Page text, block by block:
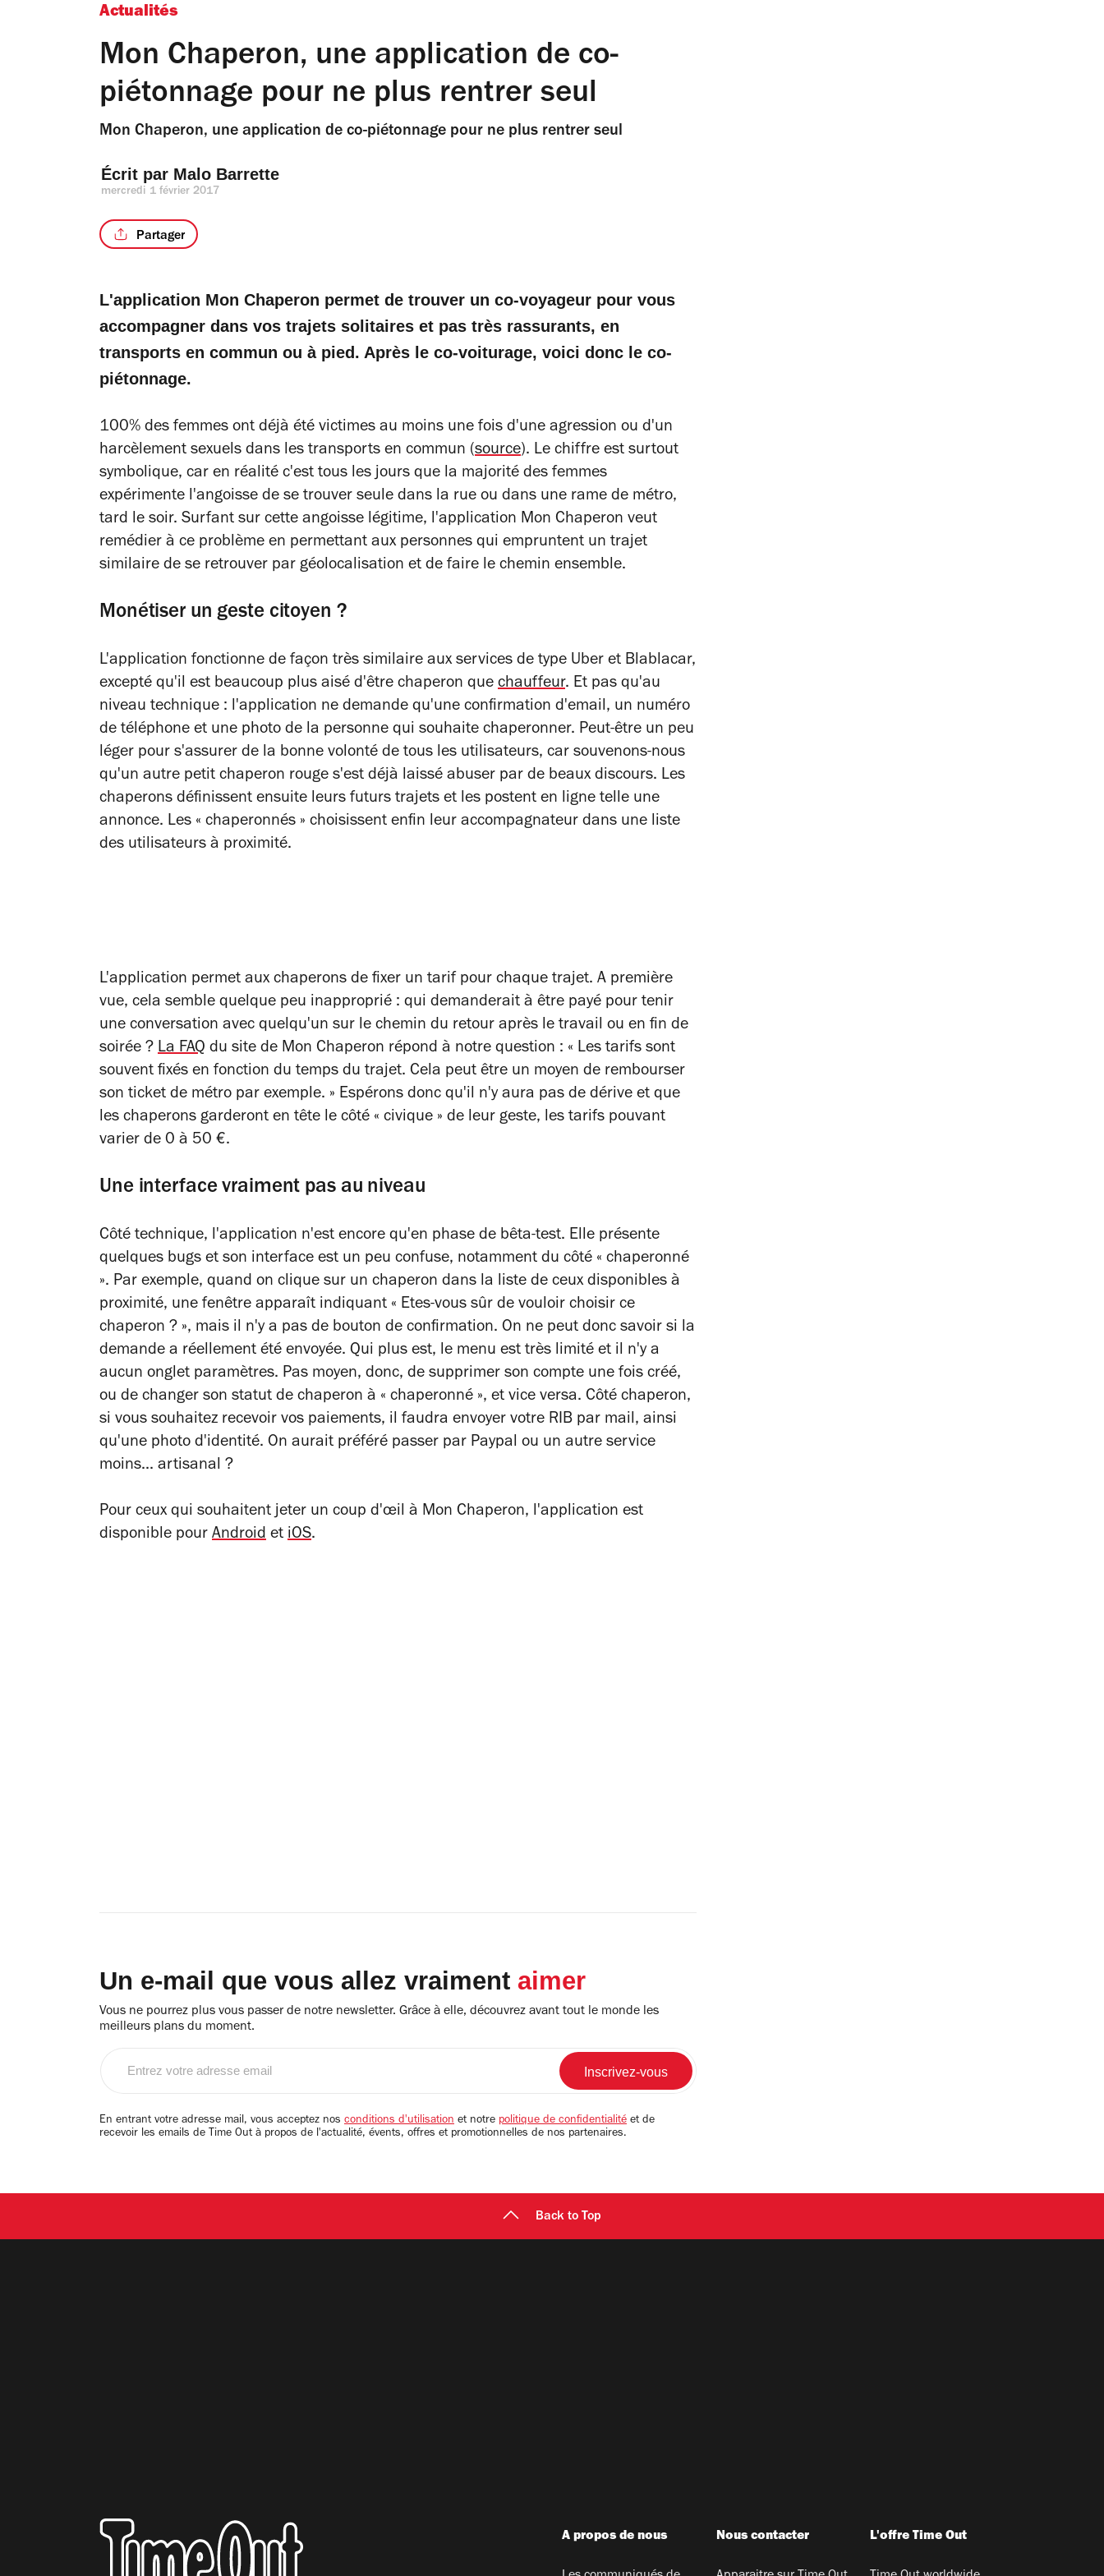
Actualités
Mon Chaperon, une application de co-
piétonnage pour ne plus rentrer seul
Mon Chaperon, une application de co-piétonnage pour ne plus rentrer seul
Écrit par Malo Barrette
mercredi 1 février 2017
Partager
L'application Mon Chaperon permet de trouver un co-voyageur pour vous
accompagner dans vos trajets solitaires et pas très rassurants, en
transports en commun ou à pied. Après le co-voiturage, voici donc le co-
piétonnage.
100% des femmes ont déjà été victimes au moins une fois d'une agression ou d'un
harcèlement sexuels dans les transports en commun (source). Le chiffre est surtout
symbolique, car en réalité c'est tous les jours que la majorité des femmes
expérimente l'angoisse de se trouver seule dans la rue ou dans une rame de métro,
tard le soir. Surfant sur cette angoisse légitime, l'application Mon Chaperon veut
remédier à ce problème en permettant aux personnes qui empruntent un trajet
similaire de se retrouver par géolocalisation et de faire le chemin ensemble.
Monétiser un geste citoyen ?
L'application fonctionne de façon très similaire aux services de type Uber et Blablacar,
excepté qu'il est beaucoup plus aisé d'être chaperon que chauffeur. Et pas qu'au
niveau technique : l'application ne demande qu'une confirmation d'email, un numéro
de téléphone et une photo de la personne qui souhaite chaperonner. Peut-être un peu
léger pour s'assurer de la bonne volonté de tous les utilisateurs, car souvenons-nous
qu'un autre petit chaperon rouge s'est déjà laissé abuser par de beaux discours. Les
chaperons définissent ensuite leurs futurs trajets et les postent en ligne telle une
annonce. Les « chaperonnés » choisissent enfin leur accompagnateur dans une liste
des utilisateurs à proximité.
L'application permet aux chaperons de fixer un tarif pour chaque trajet. A première
vue, cela semble quelque peu inapproprié : qui demanderait à être payé pour tenir
une conversation avec quelqu'un sur le chemin du retour après le travail ou en fin de
soirée ? La FAQ du site de Mon Chaperon répond à notre question : « Les tarifs sont
souvent fixés en fonction du temps du trajet. Cela peut être un moyen de rembourser
son ticket de métro par exemple. » Espérons donc qu'il n'y aura pas de dérive et que
les chaperons garderont en tête le côté « civique » de leur geste, les tarifs pouvant
varier de 0 à 50 €.
Une interface vraiment pas au niveau
Côté technique, l'application n'est encore qu'en phase de bêta-test. Elle présente
quelques bugs et son interface est un peu confuse, notamment du côté « chaperonné
». Par exemple, quand on clique sur un chaperon dans la liste de ceux disponibles à
proximité, une fenêtre apparaît indiquant « Etes-vous sûr de vouloir choisir ce
chaperon ? », mais il n'y a pas de bouton de confirmation. On ne peut donc savoir si la
demande a réellement été envoyée. Qui plus est, le menu est très limité et il n'y a
aucun onglet paramètres. Pas moyen, donc, de supprimer son compte une fois créé,
ou de changer son statut de chaperon à « chaperonné », et vice versa. Côté chaperon,
si vous souhaitez recevoir vos paiements, il faudra envoyer votre RIB par mail, ainsi
qu'une photo d'identité. On aurait préféré passer par Paypal ou un autre service
moins... artisanal ?
Pour ceux qui souhaitent jeter un coup d'œil à Mon Chaperon, l'application est
disponible pour Android et iOS.
Un e-mail que vous allez vraiment aimer
Vous ne pourrez plus vous passer de notre newsletter. Grâce à elle, découvrez avant tout le monde les
meilleurs plans du moment.
email
En entrant votre adresse mail, vous acceptez nos conditions d'utilisation et notre politique de confidentialité et de
recevoir les emails de Time Out à propos de l'actualité, évents, offres et promotionnelles de nos partenaires.
Back to Top
A propos de nous Nous contacter L'offre Time Out